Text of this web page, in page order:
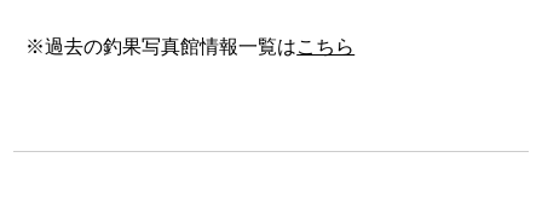
※過去の釣果写真館情報一覧はこちら